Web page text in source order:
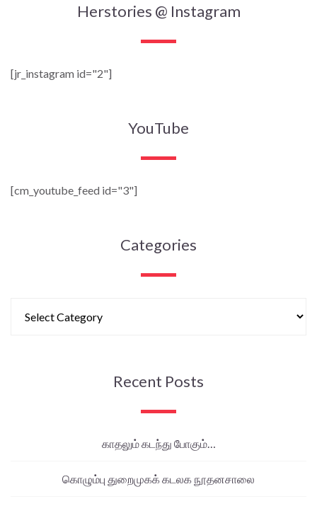
Herstories @ Instagram
[jr_instagram id="2"]
YouTube
[cm_youtube_feed id="3"]
Categories
Recent Posts
காதலும் கடந்து போகும்…
கொழும்பு துறைமுகக் கடலக நூதனசாலை